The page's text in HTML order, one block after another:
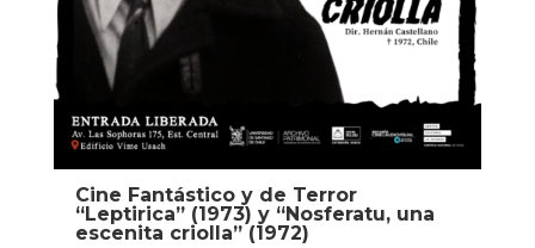
Cine Fantástico y de Terror
“Leptirica” (1973) y “Nosferatu, una
escenita criolla” (1972)